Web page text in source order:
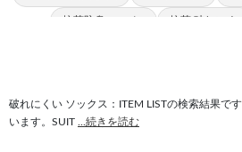
#抗菌防臭 ソックス #抗菌 破れにくい
破れにくい ソックス：ITEM LISTの検索結果で
います。SUIT
...続きを読む